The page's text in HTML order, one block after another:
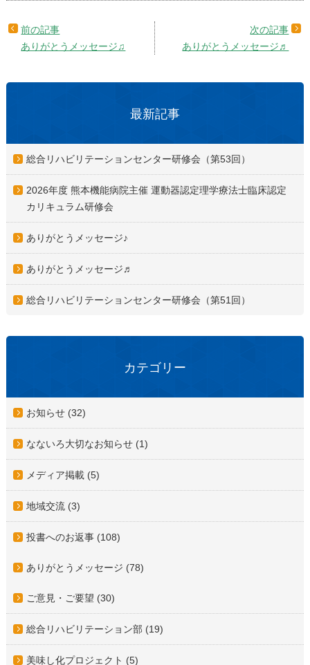
ありがとうメッセージ♫ ありがとうメッセージ♬
最新記事
総合リハビリテーションセンター研修会（第53回）
2026年度 熊本機能病院主催 運動器認定理学療法士臨床認定
カリキュラム研修会
ありがとうメッセージ♪
ありがとうメッセージ♬
総合リハビリテーションセンター研修会（第51回）
カテゴリー
お知らせ (32)
なないろ大切なお知らせ (1)
メディア掲載 (5)
地域交流 (3)
投書へのお返事 (108)
ありがとうメッセージ (78)
ご意見・ご要望 (30)
総合リハビリテーション部 (19)
美味し化プロジェクト (5)